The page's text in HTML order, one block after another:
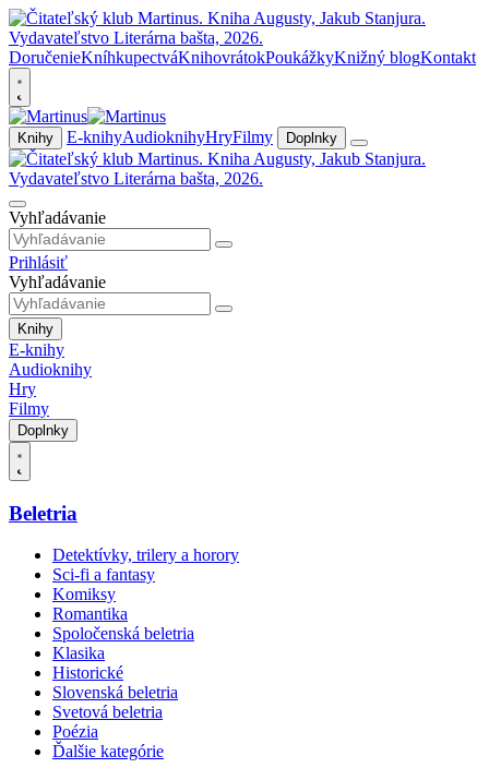
DoručenieKníhkupectváKnihovrátokPoukážkyKnižný blogKontakt
Knihy E-knihyAudioknihyHryFilmy Doplnky
Vyhľadávanie
Prihlásiť
Vyhľadávanie
Knihy
E-knihy
Audioknihy
Hry
Filmy
Doplnky
Beletria
Detektívky, trilery a horory
Sci-fi a fantasy
Komiksy
Romantika
Spoločenská beletria
Klasika
Historické
Slovenská beletria
Svetová beletria
Poézia
Ďalšie kategórie